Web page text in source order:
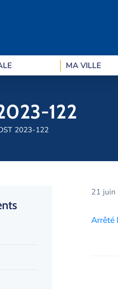
MA VILLE
122
2023-122
21
Arrêté